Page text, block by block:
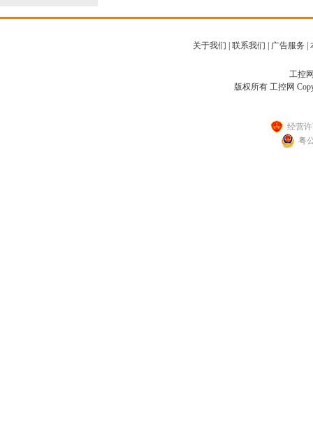
关于我们 联系我们 广告服务
工控
版权所有 工控网
经营
粤